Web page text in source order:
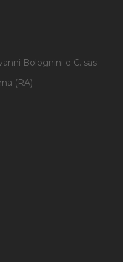
Bolognini e C. sas
(RA)